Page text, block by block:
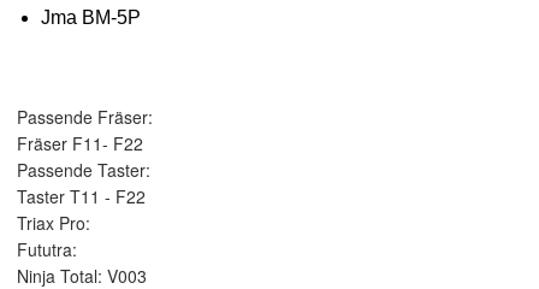
Jma BM-5P
Passende Fräser:
Fräser F11- F22
Passende Taster:
Taster T11 - F22
Triax Pro:
Fututra:
Ninja Total: V003